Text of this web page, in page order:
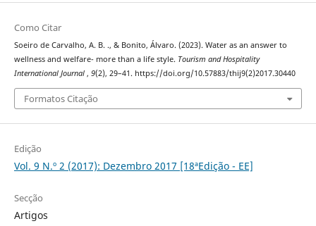
Como Citar
Soeiro de Carvalho, A. B. ., & Bonito, Álvaro. (2023). Water as an answer to
wellness and welfare- more than a life style. Tourism and Hospitality
International Journal , 9(2), 29–41. https://doi.org/10.57883/thij9(2)2017.30440
Formatos Citação
Edição
Vol. 9 N.º 2 (2017): Dezembro 2017 [18ªEdição - EE]
Secção
Artigos